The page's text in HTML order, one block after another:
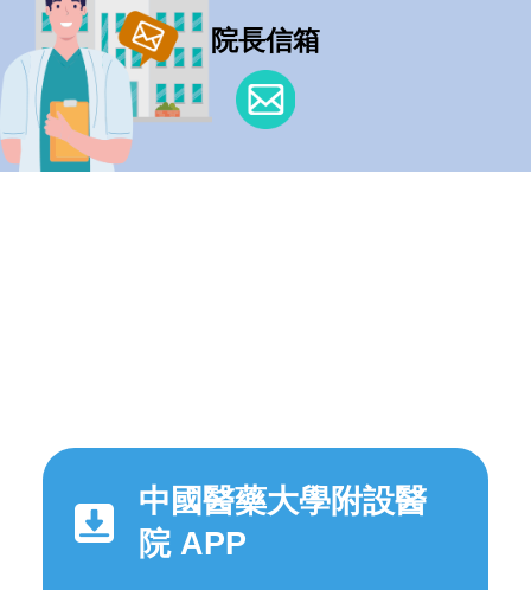
院長信箱
中國醫藥大學附設醫
院 APP